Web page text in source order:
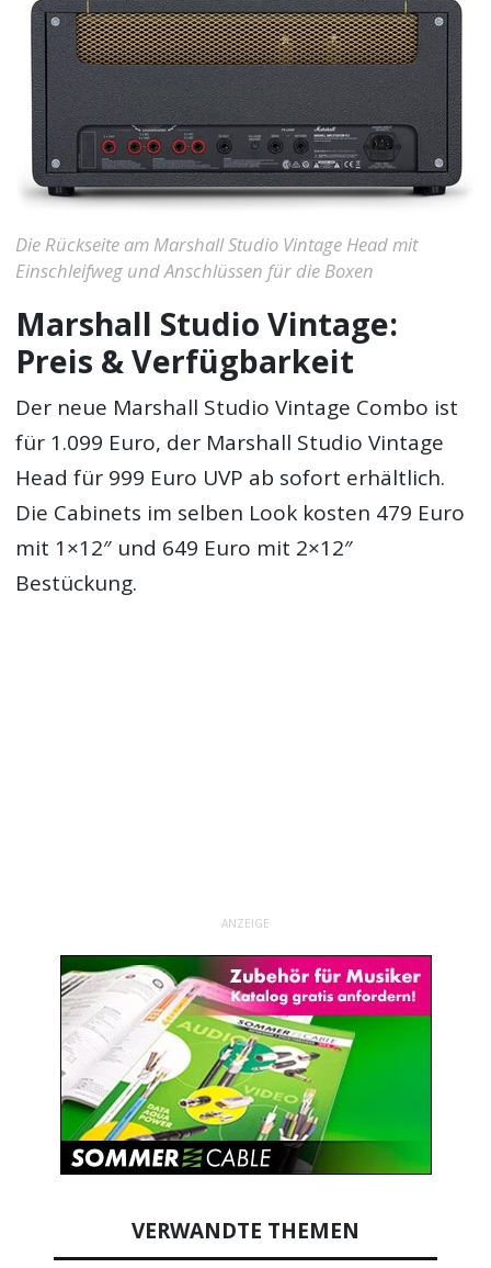
Die Rückseite am Marshall Studio Vintage Head mit
Einschleifweg und Anschlüssen für die Boxen
Marshall Studio Vintage:
Preis & Verfügbarkeit
Der neue Marshall Studio Vintage Combo ist
für 1.099 Euro, der Marshall Studio Vintage
Head für 999 Euro UVP ab sofort erhältlich.
Die Cabinets im selben Look kosten 479 Euro
mit 1×12″ und 649 Euro mit 2×12″
Bestückung.
ANZEIGE
VERWANDTE THEMEN